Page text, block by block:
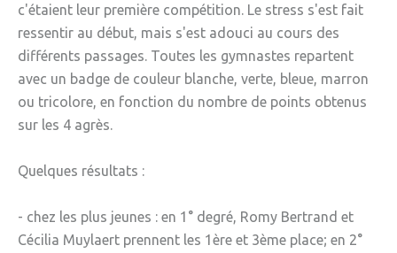
c'étaient leur première compétition. Le stress s'est fait
ressentir au début, mais s'est adouci au cours des
différents passages. Toutes les gymnastes repartent
avec un badge de couleur blanche, verte, bleue, marron
ou tricolore, en fonction du nombre de points obtenus
sur les 4 agrès.
Quelques résultats :
- chez les plus jeunes : en 1° degré, Romy Bertrand et
Cécilia Muylaert prennent les 1ère et 3ème place; en 2°